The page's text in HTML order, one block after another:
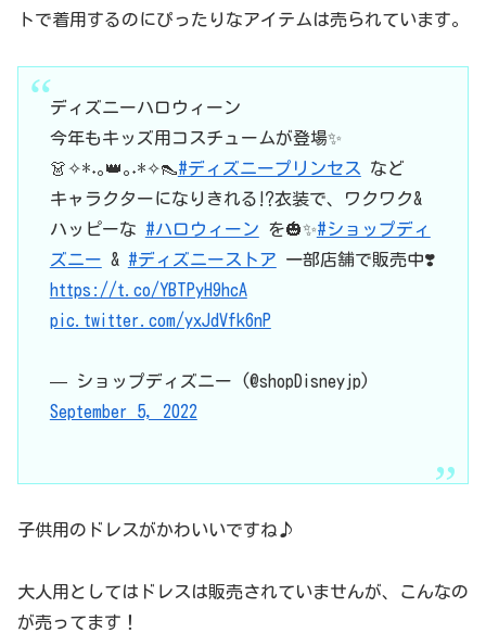
トで着用するのにぴったりなアイテムは売られています。
ディズニーハロウィーン
今年もキッズ用コスチュームが登場✨
👗✧*˖｡👑｡˖*✧👠#ディズニープリンセス
など
キャラクターになりきれる⁉️衣装で、ワクワク&
ハッピーな #ハロウィーン を🎃✨#ショップディ
ズニー & #ディズニーストア 一部店舗で販売中❣️
https://t.co/YBTPyH9hcA
pic.twitter.com/yxJdVfk6nP
— ショップディズニー (@shopDisneyjp)
September 5, 2022
子供用のドレスがかわいいですね♪
大人用としてはドレスは販売されていませんが、こんなの
が売ってます！